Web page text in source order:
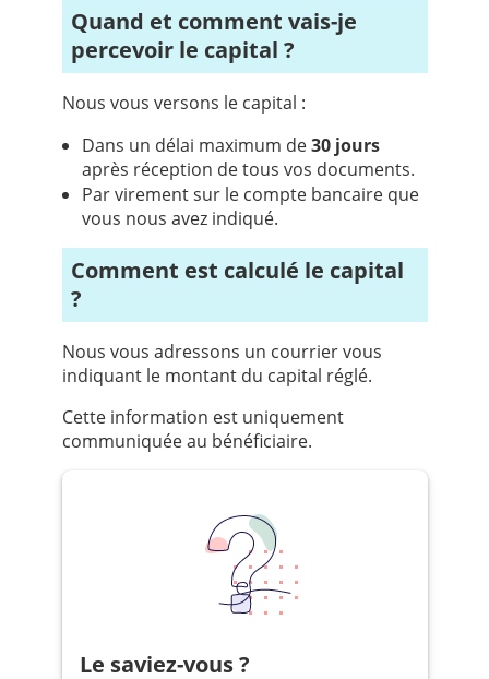
Quand et comment vais-je
percevoir le capital ?
Nous vous versons le capital :
Dans un délai maximum de30 jours
après réception de tous vos documents.
Par virement sur le compte bancaire que
vous nous avez indiqué.
Comment est calculé le capital
?
Nous vous adressons un courrier vous
indiquant le montant du capital réglé.
Cette information est uniquement
communiquée au bénéficiaire.
Le saviez-vous ?